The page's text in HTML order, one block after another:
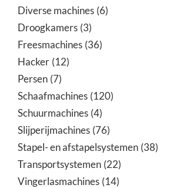
Diverse machines 6
Droogkamers 3
Freesmachines 36
Hacker 12
Persen 7
Schaafmachines 120
Schuurmachines 4
Slijperijmachines 76
Stapel- en afstapelsystemen 38
Transportsystemen 22
Vingerlasmachines 14